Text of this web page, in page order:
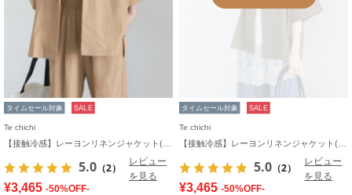
タイムセール対象 SALE
Te chichi
5.0 （2）
レビュー
を見る
¥3,465 -50%OFF-
タイムセール対象 SALE
Te chichi
5.0 （2）
レビュー
を見る
¥3,465 -50%OFF-